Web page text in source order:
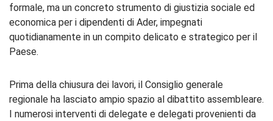
formale, ma un concreto strumento di giustizia sociale ed
economica per i dipendenti di Ader, impegnati
quotidianamente in un compito delicato e strategico per il
Paese.
Prima della chiusura dei lavori, il Consiglio generale
regionale ha lasciato ampio spazio al dibattito assembleare.
I numerosi interventi di delegate e delegati provenienti da